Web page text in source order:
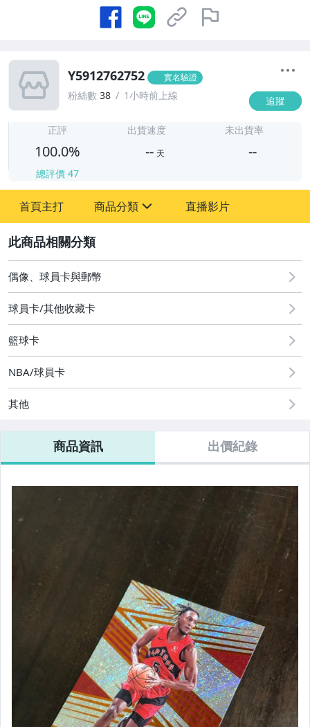
Y5912762752 實名驗證
粉絲數 38 1小時前上線 追蹤
正評
100.0%
總評價 47
出貨速度
-- 天
未出貨率
--
首頁主打 商品分類
偶像、球員卡與郵幣
直播影片
偶像、球員卡與郵幣
球員卡/其他收藏卡
籃球卡
NBA/球員卡
其他
商品資訊 出價紀錄